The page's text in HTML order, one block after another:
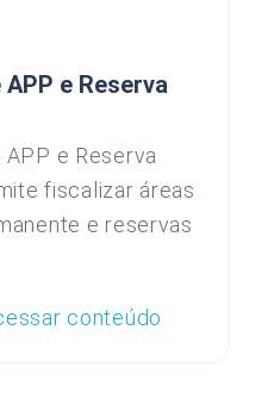
e Reserva
e Reserva
fiscalizar áreas
e reservas
conteúdo